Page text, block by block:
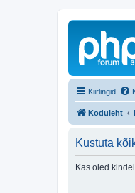
Kiirlingid
Koduleht
Kustuta
Kas oled